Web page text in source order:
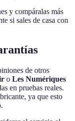
y compáralas más
si sales de casa con
de otros
o Les Numériques
en pruebas reales.
ya que esto